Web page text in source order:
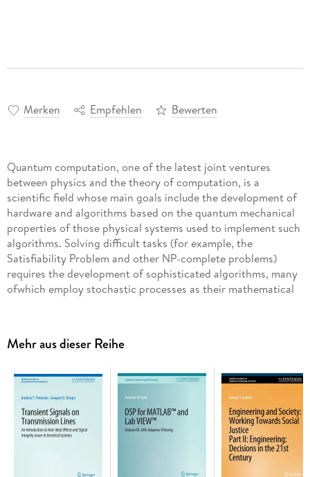
Merken Empfehlen Bewerten
Quantum computation, one of the latest joint ventures
between physics and the theory of computation, is a
scientific field whose main goals include the development of
hardware and algorithms based on the quantum mechanical
properties of those physical systems used to implement such
algorithms. Solving difficult tasks (for example, the
Satisfiability Problem and other NP-complete problems)
requires the development of sophisticated algorithms, many
ofwhich employ stochastic processes as their mathematical
discrete random walks in algorithm development, quantum
walks, an emerging field of quantum computation, is a
generalization of random walks into the quantum mechanical
world. The purpose of this lecture is to provide a concise yet
comprehensive introduction to quantum walks. Table of
Contents: Introduction / Quantum Mechanics / Theory of
Computation / Classical Random Walks / Quantum Walks /
Computer Science and Quantum Walks / Conclusions
Mehr aus dieser Reihe